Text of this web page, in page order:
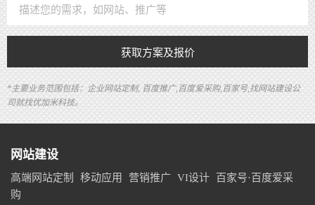
获取方案及报价
*主要业务范围包括：企业网站定制, 百度推广,百度爱采购,百家号,找网站建设公
司就找优加米科技。
网站建设
高端网站定制 移动应用 营销推广 VI设计
百家号·百度爱采
购